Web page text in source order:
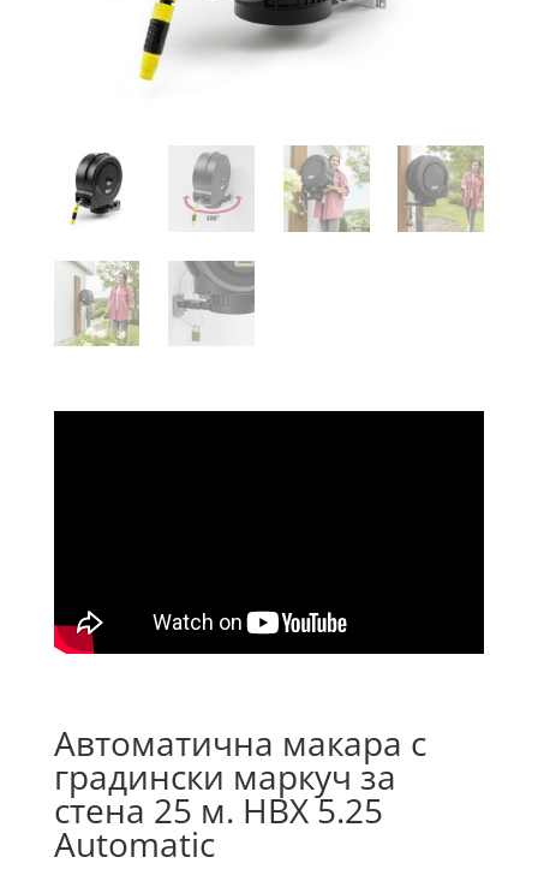
Автоматична макара с
градински маркуч за
стена 25 м. HBX 5.25
Automatic